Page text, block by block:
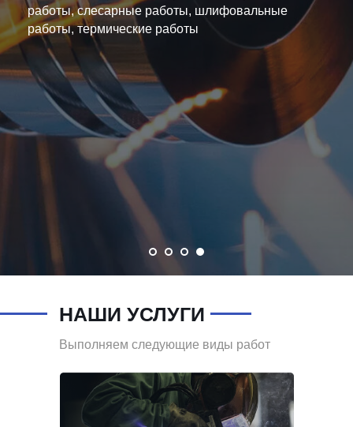
работы, слесарные работы, шлифовальные
работы, термические работы
НАШИ УСЛУГИ
Выполняем следующие виды работ